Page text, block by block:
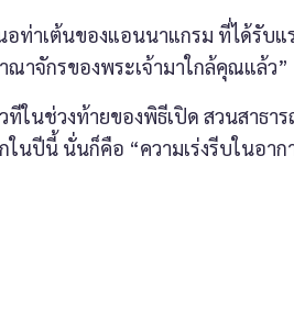
ต้นของแอนนาแกรม ที่ได้รับแร
จักรของพระเจ้ามาใกล้คุณแล้ว”
ช่วงท้ายของพิธีเปิด สวนสาธาร
นปีนี้ นั่นก็คือ “ความเร่งรีบในอาก